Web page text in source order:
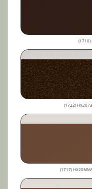
(1710)
(1722)
(1717)